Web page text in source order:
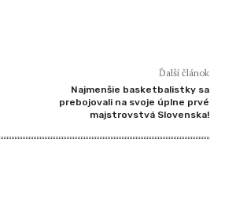
Ďalší článok
Najmenšie basketbalistky sa
prebojovali na svoje úplne prvé
majstrovstvá Slovenska!